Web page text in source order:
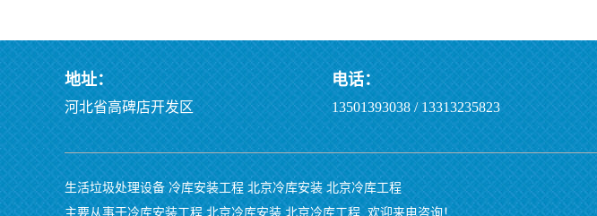
地址： 电话：
河北省高碑店开发区 13501393038 / 13313235823
生活垃圾处理设备 冷库安装工程 北京冷库安装 北京冷库工程
主要从事于冷库安装工程 北京冷库安装,北京冷库工程, 欢迎来电咨询！